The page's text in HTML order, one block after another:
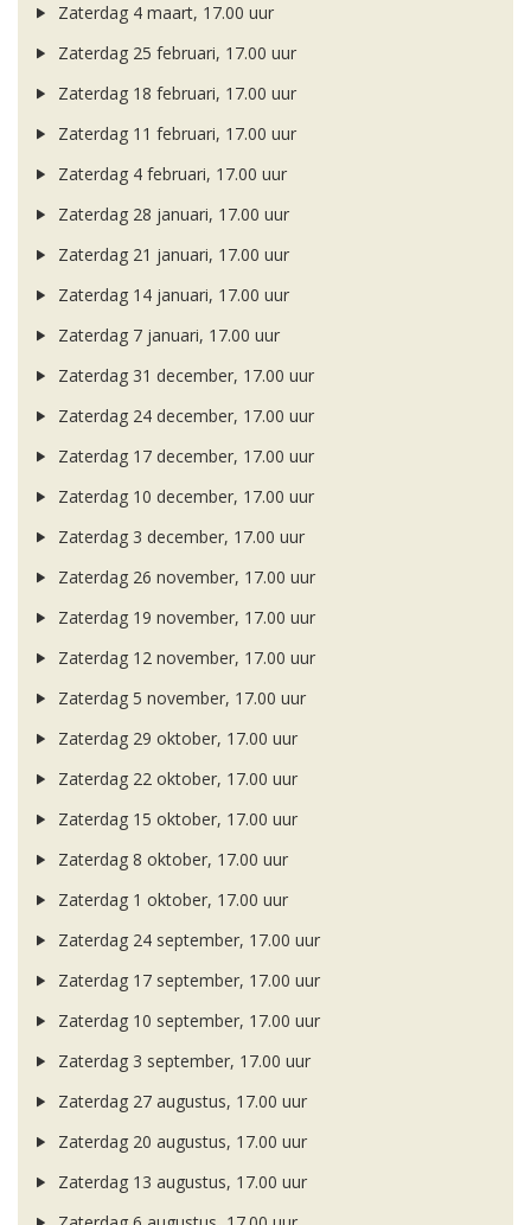
Zaterdag 4 maart, 17.00 uur
Zaterdag 25 februari, 17.00 uur
Zaterdag 18 februari, 17.00 uur
Zaterdag 11 februari, 17.00 uur
Zaterdag 4 februari, 17.00 uur
Zaterdag 28 januari, 17.00 uur
Zaterdag 21 januari, 17.00 uur
Zaterdag 14 januari, 17.00 uur
Zaterdag 7 januari, 17.00 uur
Zaterdag 31 december, 17.00 uur
Zaterdag 24 december, 17.00 uur
Zaterdag 17 december, 17.00 uur
Zaterdag 10 december, 17.00 uur
Zaterdag 3 december, 17.00 uur
Zaterdag 26 november, 17.00 uur
Zaterdag 19 november, 17.00 uur
Zaterdag 12 november, 17.00 uur
Zaterdag 5 november, 17.00 uur
Zaterdag 29 oktober, 17.00 uur
Zaterdag 22 oktober, 17.00 uur
Zaterdag 15 oktober, 17.00 uur
Zaterdag 8 oktober, 17.00 uur
Zaterdag 1 oktober, 17.00 uur
Zaterdag 24 september, 17.00 uur
Zaterdag 17 september, 17.00 uur
Zaterdag 10 september, 17.00 uur
Zaterdag 3 september, 17.00 uur
Zaterdag 27 augustus, 17.00 uur
Zaterdag 20 augustus, 17.00 uur
Zaterdag 13 augustus, 17.00 uur